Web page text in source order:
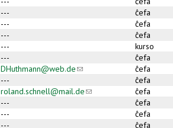
---
ĉefa
---
ĉefa
---
ĉefa
---
kurso
---
ĉefa
DHuthmann@web.de(link sends e-mail)ĉefa
---
ĉefa
roland.schnell@mail.de(link sends e-mail)
ĉefa
---
ĉefa
---
ĉefa
---
ĉefa